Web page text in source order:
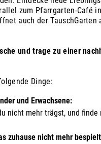
zum Pfarrgarten-Café
auch der TauschGarten
und trage zu einer
Dinge:
und Erwachsene:
nicht mehr trägst, und finde
zuhause nicht mehr